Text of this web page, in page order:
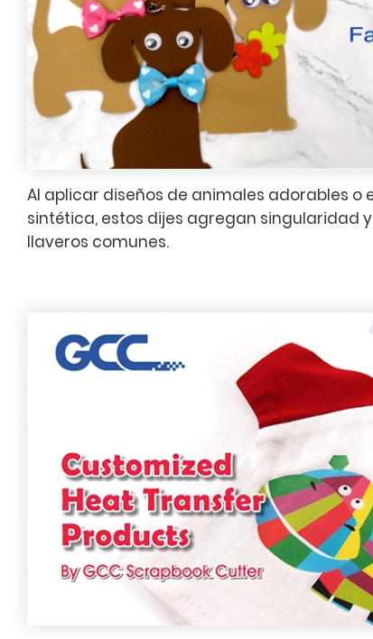
Al aplicar diseños de animales adorables o
sintética, estos dijes agregan singularidad
llaveros comunes.